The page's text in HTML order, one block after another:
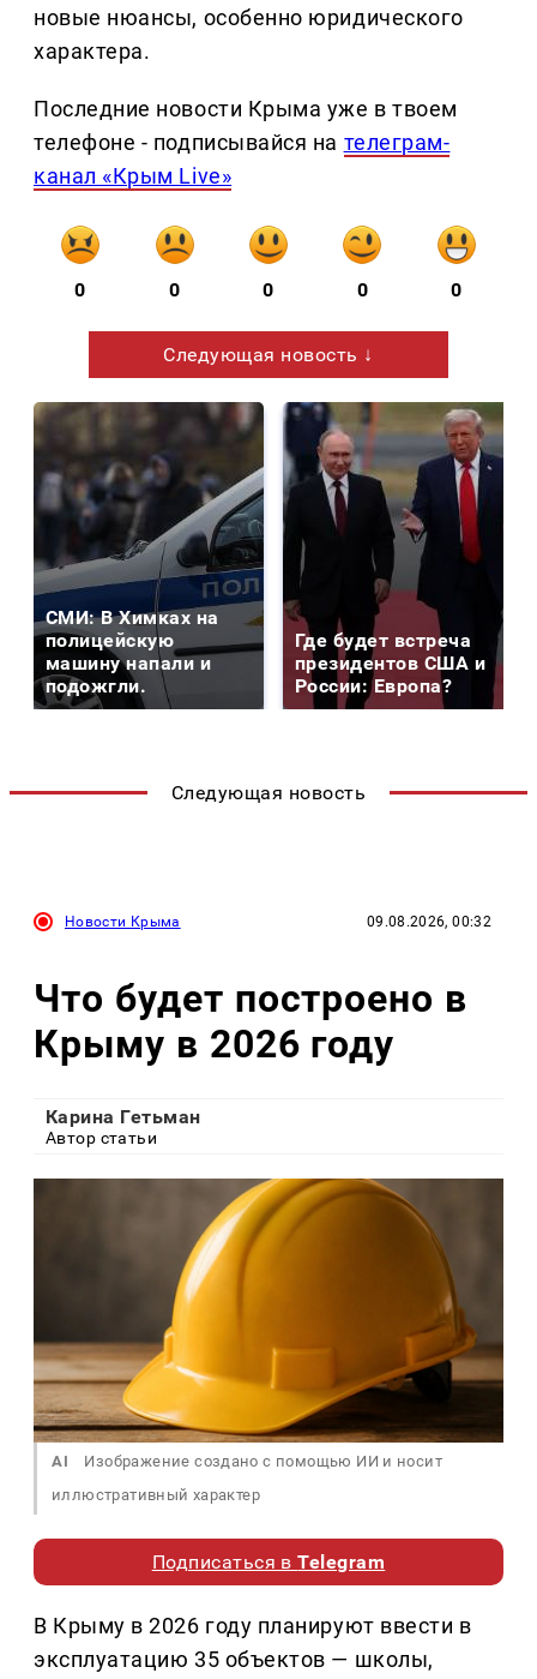
новые нюансы, особенно юридического
характера.
Последние новости Крыма уже в твоем
телефоне - подписывайся на телеграм-
канал «Крым Live»
0 0 0 0 0
Следующая новость ↓
СМИ: В Химках на
полицейскую
машину напали и
подожгли.
Где будет встреча
президентов США и
России: Европа?
Следующая новость
Новости Крыма 09.08.2026, 00:32
Что будет построено в
Крыму в 2026 году
Карина Гетьман
Автор статьи
AI
Изображение создано с помощью ИИ и носит
иллюстративный характер
Подписаться вTelegram
В Крыму в 2026 году планируют ввести в
эксплуатацию 35 объектов — школы,